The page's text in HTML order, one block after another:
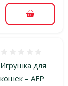
В корзину
Игрушка для
кошек – AFP